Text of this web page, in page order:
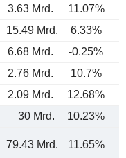
3.63 Mrd. 11.07%
15.49 Mrd. 6.33%
6.68 Mrd.
-0.25%
2.76 Mrd. 10.7%
2.09 Mrd. 12.68%
30 Mrd. 10.23%
79.43 Mrd. 11.65%